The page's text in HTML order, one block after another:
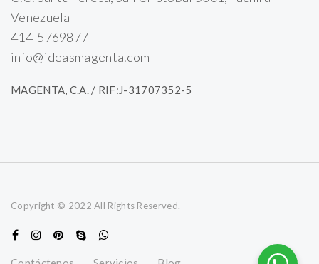
Venezuela
414-5769877
info@ideasmagenta.com
MAGENTA, C.A. / RIF:J-31707352-5
Copyright © 2022 All Rights Reserved.